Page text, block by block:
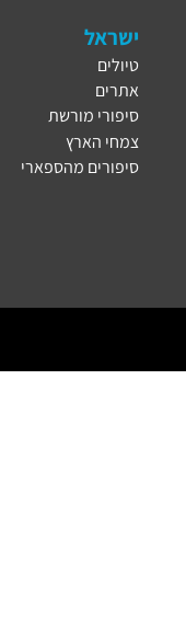
ישראל
טיולים
אתרים
סיפורי מורשת
צמחי הארץ
סיפורים מהספארי